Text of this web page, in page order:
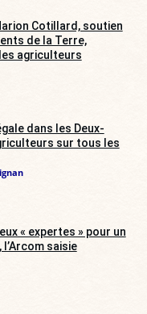
Cotillard, soutien
de la Terre,
agriculteurs
dans les Deux-
sur tous les
« expertes » pour un
saisie